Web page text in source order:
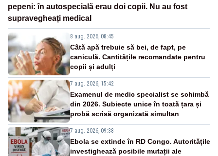
pepeni: în autospecială erau doi copii. Nu au fost
supravegheați medical
8 aug. 2026, 08:45
Câtă apă trebuie să bei, de fapt, pe
caniculă. Cantitățile recomandate pentru
copii și adulți
7 aug. 2026, 15:42
Examenul de medic specialist se schimbă
din 2026. Subiecte unice în toată țara și
probă scrisă organizată simultan
7 aug. 2026, 09:38
Ebola se extinde în RD Congo. Autoritățile
investighează posibile mutații ale